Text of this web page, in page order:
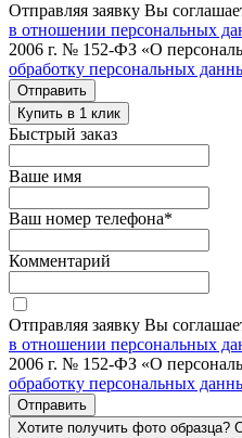
Отправляя заявку Вы
в отношении персональных
2006 г. № 152-ФЗ «О
обработку персональных
Отправить
Купить в 1 клик
Быстрый заказ
Ваше имя
Ваш номер телефона*
Комментарий
Отправляя заявку Вы
в отношении персональных
2006 г. № 152-ФЗ «О
обработку персональных
Отправить
Хотите получить фото образца?